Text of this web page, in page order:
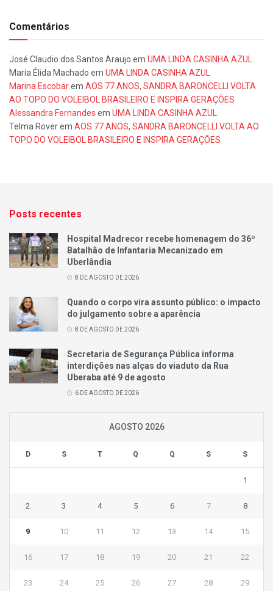
Comentários
José Claudio dos Santos Araujo em UMA LINDA CASINHA AZUL
Maria Élida Machado em UMA LINDA CASINHA AZUL
Marina Escobarem AOS 77 ANOS, SANDRA BARONCELLI VOLTA
AO TOPO DO VOLEIBOL BRASILEIRO E INSPIRA GERAÇÕES
Alessandra Fernandes em UMA LINDA CASINHA AZUL
Telma Roverem AOS 77 ANOS, SANDRA BARONCELLI VOLTA AO
TOPO DO VOLEIBOL BRASILEIRO E INSPIRA GERAÇÕES
Posts recentes
Hospital Madrecor recebe homenagem do 36º
Batalhão de Infantaria Mecanizado em
Uberlândia
8 DE AGOSTO DE 2026
Quando o corpo vira assunto público: o impacto
do julgamento sobre a aparência
8 DE AGOSTO DE 2026
Secretaria de Segurança Pública informa
interdições nas alças do viaduto da Rua
Uberaba até 9 de agosto
6 DE AGOSTO DE 2026
AGOSTO 2026
D S T Q Q S S
1
2 3 4 5 6 7 8
9 10 11 12 13 14 15
16 17 18 19 20 21 22
23 24 25 26 27 28 29